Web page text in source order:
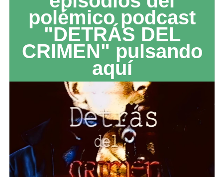
polémico podcast
"DETRÁS DEL
CRIMEN" pulsando
aquí